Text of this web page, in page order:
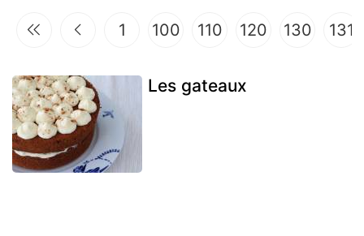
1 100 110 120 130 131
Les gateaux